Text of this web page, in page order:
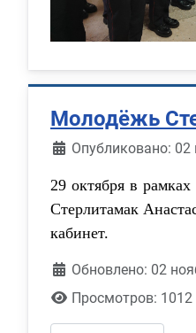
Молодёжь
Информация о
Опубликовано: 02
29 октября в
Стерлитамак
кабинет.
Обновлено: 02
Просмотров: 1012